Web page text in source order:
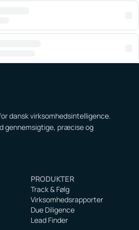
dansk virksomhedsintelligence.
gennemsigtige, præcise og
PRODUKTER
Track & Følg
Virksomhedsrapporter
Due Diligence
Lead Finder